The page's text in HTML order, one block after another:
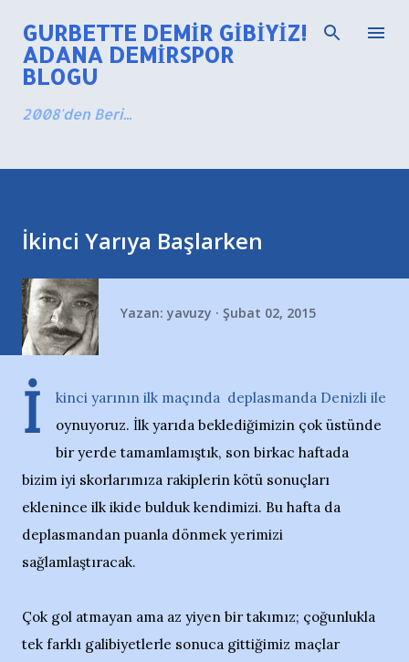
Ana içeriğe atla
GURBETTE DEMIR GIBIYIZ!
ADANA DEMIRSPOR
BLOGU
2008'den Beri...
İkinci Yarıya Başlarken
Yazan: yavuzy Şubat 02, 2015
İ
kinci yarının ilk maçında deplasmanda Denizli ile
oynuyoruz. İlk yarıda beklediğimizin çok üstünde
bir yerde tamamlamıştık, son birkac haftada
bizim iyi skorlarımıza rakiplerin kötü sonuçları
eklenince ilk ikide bulduk kendimizi. Bu hafta da
deplasmandan puanla dönmek yerimizi
sağlamlaştıracak.
Çok gol atmayan ama az yiyen bir takımız; çoğunlukla
tek farklı galibiyetlerle sonuca gittiğimiz maçlar